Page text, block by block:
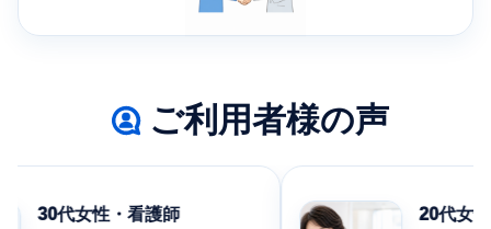
ご利用者様の声
30代女性・看護師 20代女性・